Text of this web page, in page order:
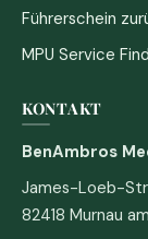
Führerschein
MPU Service
KONTAKT
BenAmbros
James-Loeb-
82418 Murnau